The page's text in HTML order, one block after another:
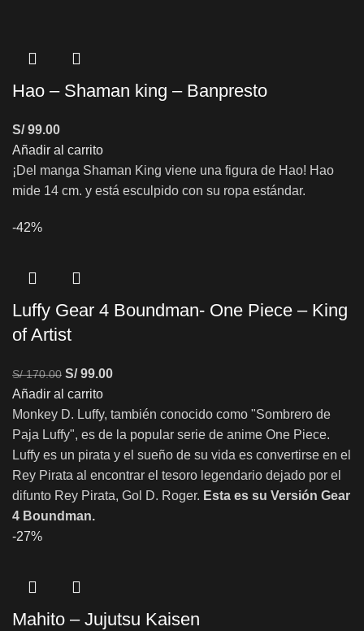
Hao – Shaman king – Banpresto
S/99.00
Añadir al carrito
¡Del manga Shaman King viene una figura de Hao! Hao
mide 14 cm. y está esculpido con su ropa estándar.
-42%
Luffy Gear 4 Boundman- One Piece – King
of Artist
S/170.00 S/99.00
Añadir al carrito
Monkey D. Luffy, también conocido como "Sombrero de
Paja Luffy", es de la popular serie de anime One Piece.
Luffy es un pirata y el sueño de su vida es convertirse en el
Rey Pirata al encontrar el tesoro legendario dejado por el
difunto Rey Pirata, Gol D. Roger. Esta es su Versión Gear
4 Boundman.
-27%
Mahito – Jujutsu Kaisen